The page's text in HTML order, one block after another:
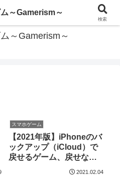
を遊びつくしたい
～Gamerism～
スマホゲーム
【2021年版】iPhoneのバ
ックアップ（iCloud）で
戻せるゲーム、戻せない
2021.02.04
～Gamerism～
検索